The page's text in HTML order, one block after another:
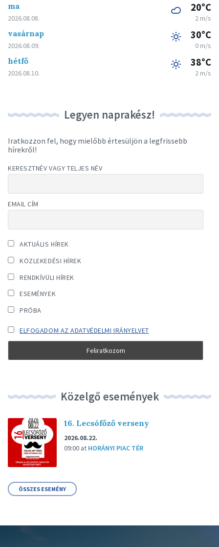
ma
2026.08.08.
20°C
2 m/s
vasárnap
2026.08.09.
30°C
0 m/s
hétfő
2026.08.10.
38°C
2 m/s
Legyen naprakész!
Iratkozzon fel, hogy mielőbb értesüljön a legfrissebb
hírekről!
KERESZTNÉV VAGY TELJES NÉV
EMAIL CÍM
AKTUÁLIS HÍREK
KÖZLEKEDÉSI HÍREK
RENDKÍVÜLI HÍREK
ESEMÉNYEK
PRÓBA
ELFOGADOM AZ ADATVÉDELMI IRÁNYELVET
Közelgő események
16. Lecsófőző verseny
2026.08.22.
09:00 at HORÁNYI PIAC TÉR
ÖSSZES ESEMÉNY